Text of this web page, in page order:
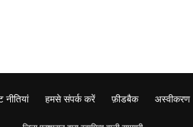
नीतियां हमसे संपर्क करें फ़ीडबैक अस्वीकरण